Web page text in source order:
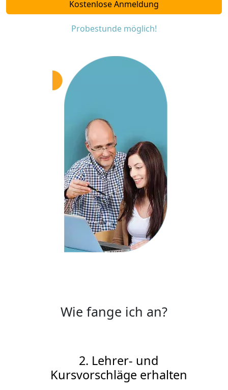
Kostenlose Anmeldung
Probestunde möglich!
Wie fange ich an?
2. Lehrer- und
Kursvorschläge erhalten